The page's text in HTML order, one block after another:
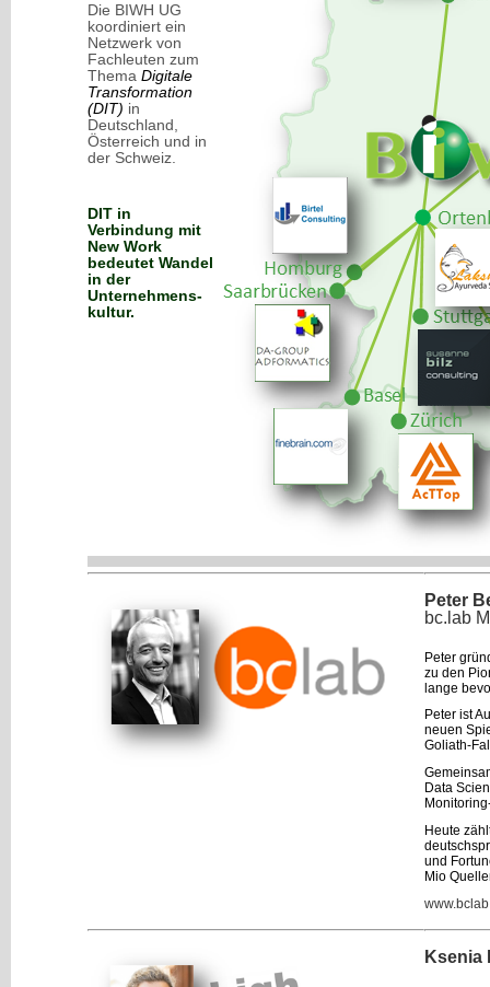
Die BIWH UG
koordiniert ein
Netzwerk von
Fachleuten zum
Thema Digitale
Transformation
(DIT) in
Deutschland,
Österreich und in
der Schweiz.
DIT in
Verbindung mit
New Work
bedeutet Wandel
in der
Unternehmens-
kultur.
Peter
bc.lab
Peter
zu den
lange
Peter ist
neuen
Goliath-
Data
Heute
und
Mio
Ksenia